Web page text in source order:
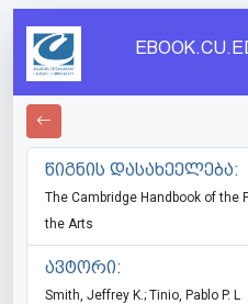
წიგნის დასახეელება:
The Cambridge Handbook of
the Arts
ავტორი:
Smith, Jeffrey K.; Tinio, Pablo P. L